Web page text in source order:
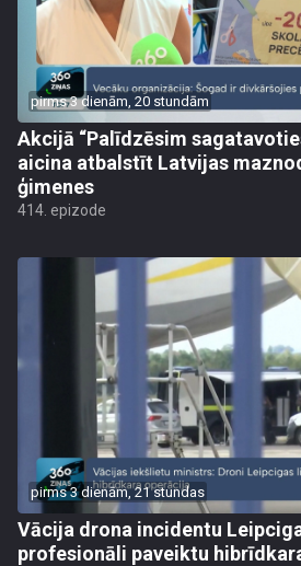
pirms 3 dienām, 20 stundām
Akcijā “Palīdzēsim
aicina atbalstīt Latvijas
ģimenes
414. epizode
pirms 3 dienām, 21 stundas
Vācija drona incidentu
profesionāli paveiktu